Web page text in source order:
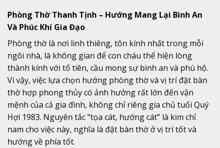
Phòng Thờ Thanh Tịnh – Hướng Mang Lại Bình An
Và Phúc Khí Gia Đạo
Phòng thờ là nơi linh thiêng, tôn kính nhất trong mỗi
ngôi nhà, là không gian để con cháu thể hiện lòng
thành kính với tổ tiên, cầu mong sự bình an và phù hộ.
Vì vậy, việc lựa chọn hướng phòng thờ và vị trí đặt bàn
thờ hợp phong thủy có ảnh hưởng rất lớn đến vận
mệnh của cả gia đình, không chỉ riêng gia chủ tuổi Quý
Hợi 1983. Nguyên tắc “tọa cát, hướng cát” là kim chỉ
nam cho việc này, nghĩa là đặt bàn thờ ở vị trí tốt và
hướng về phía tốt.